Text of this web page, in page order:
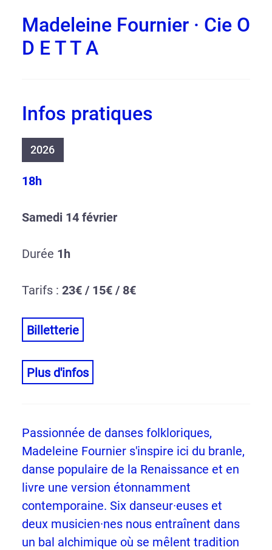
Madeleine Fournier · Cie O
D E T T A
Passionnée de danses folkloriques,
Madeleine Fournier s'inspire ici du branle,
danse populaire de la Renaissance et en
livre une version étonnamment
contemporaine. Six danseur·euses et
deux musicien·nes nous entraînent dans
un bal alchimique où se mêlent tradition
Infos pratiques
2026
18h
Samedi 14 février
Durée 1h
Tarifs : 23€ / 15€ / 8€
Billetterie
Plus d'infos